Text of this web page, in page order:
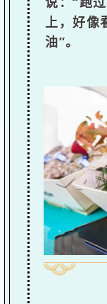
上，好像
油”。